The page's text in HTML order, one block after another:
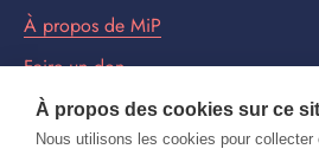
À propos de MiP
Faire un don
À propos des cookies sur ce
Nous utilisons les cookies pour collecter